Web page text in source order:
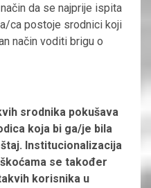
da se najprije ispita
ca postoje srodnici koji
način voditi brigu o
srodnika pokušava
koja bi ga/je bila
Institucionalizacija
se također
korisnika u